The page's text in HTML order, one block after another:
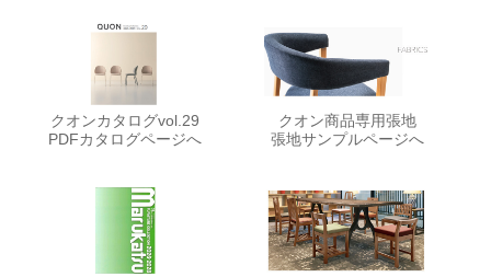
クオンカタログvol.29
PDFカタログページへ
クオン商品専用張地
張地サンプルページへ